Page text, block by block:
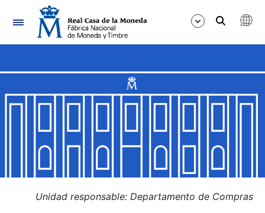
Navegación
Mostrar/Ocultar
Mostrar/Ocultar
Mostrar/Ocultar
Unidad responsable: Departamento de Compras